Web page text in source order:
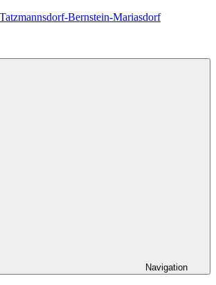
Bernstein-Mariasdorf
Navigation